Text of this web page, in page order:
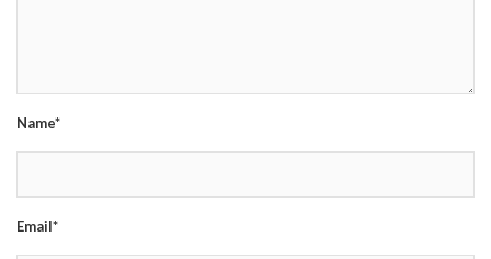
Name*
Email*